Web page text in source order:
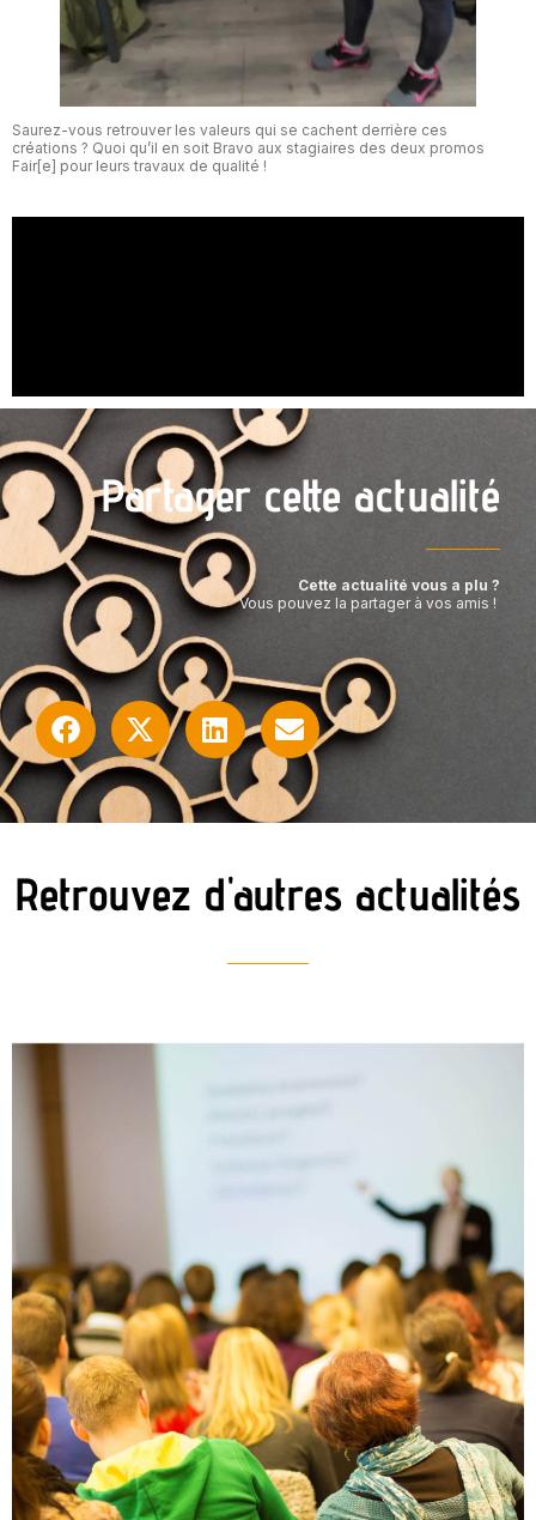
Saurez-vous retrouver les valeurs qui se cachent derrière ces
créations ? Quoi qu’il en soit Bravo aux stagiaires des deux promos
Fair[e] pour leurs travaux de qualité !
Partager cette actualité
Cette actualité vous a plu ?
Vous pouvez la partager à vos amis !
Retrouvez d'autres actualités